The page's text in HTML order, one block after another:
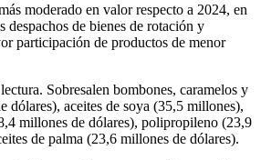
moderado en valor respecto a 2024, en
despachos de bienes de rotación y
participación de productos de menor
Sobresalen bombones, caramelos y
dólares), aceites de soya (35,5 millones),
millones de dólares), polipropileno (23,9
de palma (23,6 millones de dólares).